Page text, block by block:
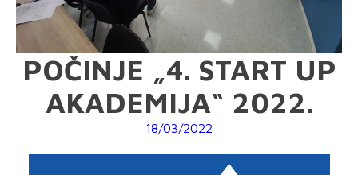
POČINJE „4. START UP
AKADEMIJA“ 2022.
18/03/2022